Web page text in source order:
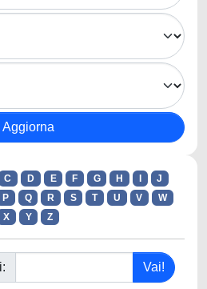
C D E F G H
J
P Q R S T U V
W
X
Y Z